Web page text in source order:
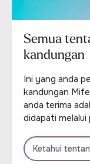
Semua
kandungan
Ini yang anda
kandungan
anda terima
didapati melalui
Ketahui